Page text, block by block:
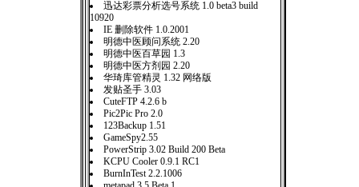
迅达彩票分析选号系统 1.0 beta3 build
10920
IE 删除软件 1.0.2001
明德中医顾问系统 2.20
明德中医百草园 1.3
明德中医方剂园 2.20
华琦库管精灵 1.32 网络版
发贴圣手 3.03
CuteFTP 4.2.6 b
Pic2Pic Pro 2.0
123Backup 1.51
GameSpy2.55
PowerStrip 3.02 Build 200 Beta
KCPU Cooler 0.9.1 RC1
BurnInTest 2.2.1006